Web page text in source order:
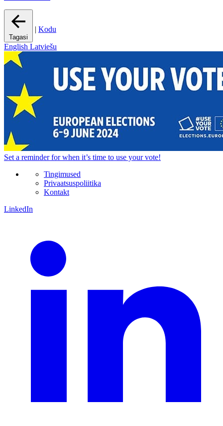
Tagasi
| Kodu
English Latviešu
Set a reminderfor when it’s time to use your vote!
Tingimused
Privaatsuspoliitika
Kontakt
LinkedIn